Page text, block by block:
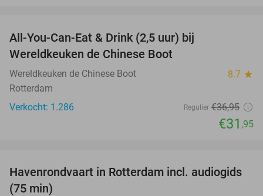
All-You-Can-Eat & Drink (2,5 uur) bij
Wereldkeuken de Chinese Boot
Wereldkeuken de Chinese Boot 8.7 star
Rotterdam
Verkocht: 1.286
Regulier €36,95
€31 ,95
30%
Havenrondvaart in Rotterdam incl. audiogids
(75 min)